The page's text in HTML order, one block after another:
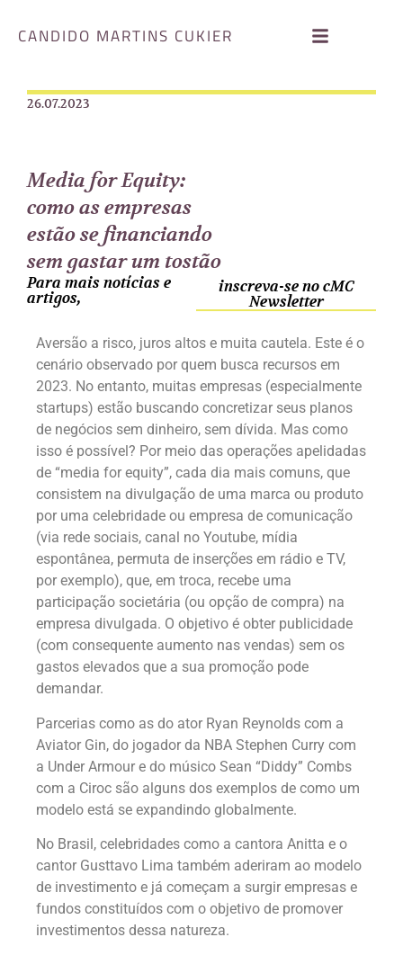
CANDIDO MARTINS CUKIER
26.07.2023
Media for Equity:
como as empresas
estão se financiando
sem gastar um tostão
Para mais notícias e
artigos,
inscreva-se no cMC
Newsletter
Aversão a risco, juros altos e muita cautela. Este é o
cenário observado por quem busca recursos em
2023. No entanto, muitas empresas (especialmente
startups) estão buscando concretizar seus planos
de negócios sem dinheiro, sem dívida. Mas como
isso é possível? Por meio das operações apelidadas
de “media for equity”, cada dia mais comuns, que
consistem na divulgação de uma marca ou produto
por uma celebridade ou empresa de comunicação
(via rede sociais, canal no Youtube, mídia
espontânea, permuta de inserções em rádio e TV,
por exemplo), que, em troca, recebe uma
participação societária (ou opção de compra) na
empresa divulgada. O objetivo é obter publicidade
(com consequente aumento nas vendas) sem os
gastos elevados que a sua promoção pode
demandar.
Parcerias como as do ator Ryan Reynolds com a
Aviator Gin, do jogador da NBA Stephen Curry com
a Under Armour e do músico Sean “Diddy” Combs
com a Ciroc são alguns dos exemplos de como um
modelo está se expandindo globalmente.
No Brasil, celebridades como a cantora Anitta e o
cantor Gusttavo Lima também aderiram ao modelo
de investimento e já começam a surgir empresas e
fundos constituídos com o objetivo de promover
investimentos dessa natureza.